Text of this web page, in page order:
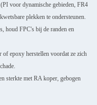
voor dynamische gebieden, FR4
plekken te ondersteunen.
houd FPC's bij de randen en
of epoxy herstellen voordat ze zich
sterkte met RA koper, gebogen